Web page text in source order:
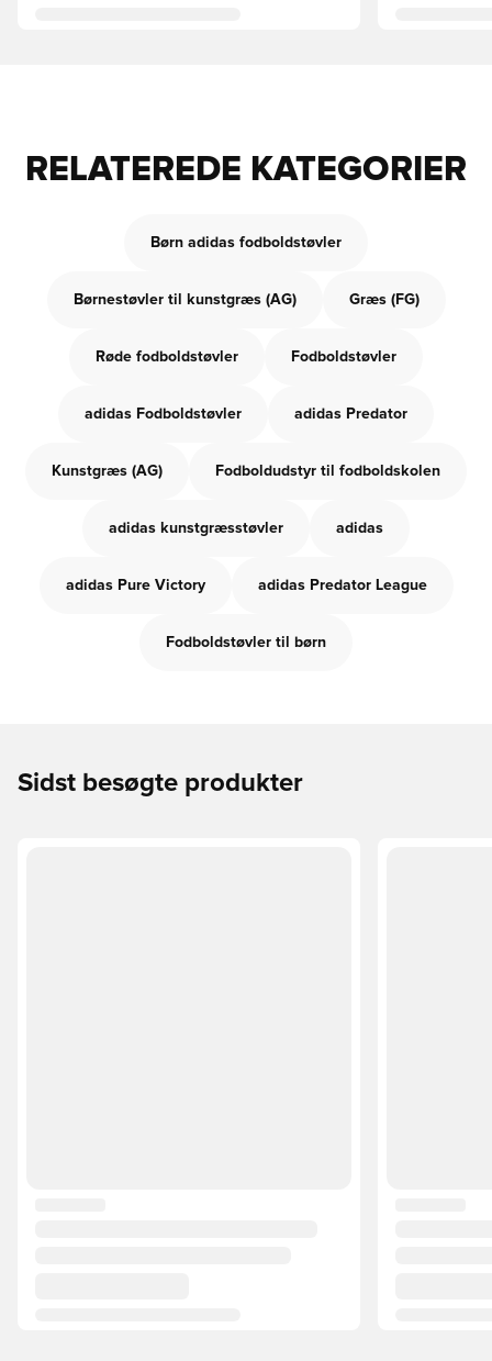
RELATEREDE KATEGORIER
Børn adidas fodboldstøvler
Børnestøvler til kunstgræs (AG) Græs (FG)
Røde fodboldstøvler Fodboldstøvler
adidas Fodboldstøvler adidas Predator
Kunstgræs (AG) Fodboldudstyr til fodboldskolen
adidas kunstgræsstøvler adidas
adidas Pure Victory adidas Predator League
Fodboldstøvler til børn
Sidst besøgte produkter